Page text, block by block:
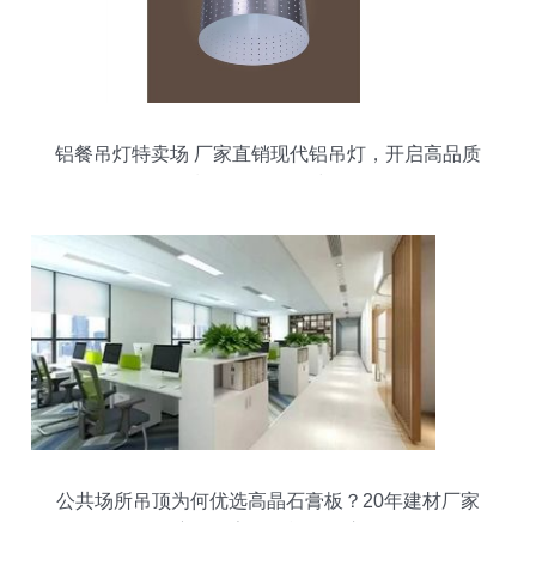
铝餐吊灯特卖场 厂家直销现代铝吊灯，开启高品质
公共场所吊顶为何优选高晶石膏板？20年建材厂家